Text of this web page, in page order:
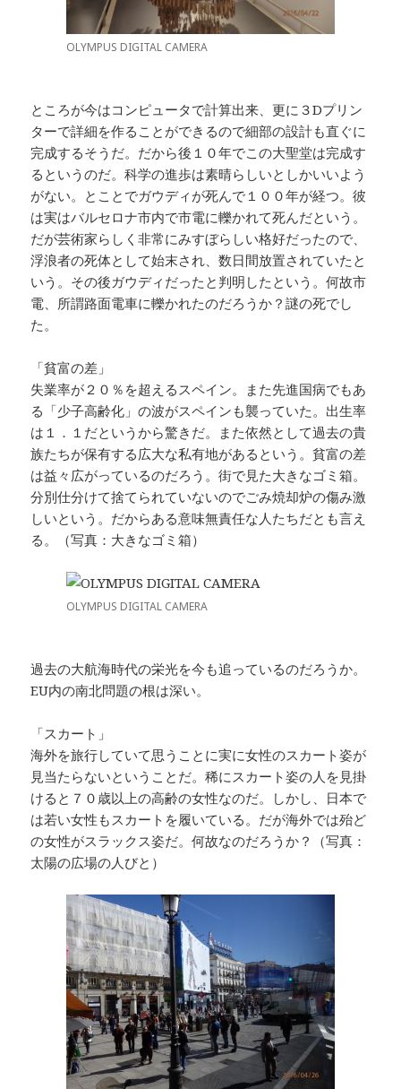
OLYMPUS DIGITAL CAMERA
ところが今はコンピュータで計算出来、更に３Dプリン
ターで詳細を作ることができるので細部の設計も直ぐに
完成するそうだ。だから後１０年でこの大聖堂は完成す
るというのだ。科学の進歩は素晴らしいとしかいいよう
がない。とことでガウディが死んで１００年が経つ。彼
は実はバルセロナ市内で市電に轢かれて死んだという。
だが芸術家らしく非常にみすぼらしい格好だったので、
浮浪者の死体として始末され、数日間放置されていたと
いう。その後ガウディだったと判明したという。何故市
電、所謂路面電車に轢かれたのだろうか？謎の死でし
た。
「貧富の差」
失業率が２０％を超えるスペイン。また先進国病でもあ
る「少子高齢化」の波がスペインも襲っていた。出生率
は１．１だというから驚きだ。また依然として過去の貴
族たちが保有する広大な私有地があるという。貧富の差
は益々広がっているのだろう。街で見た大きなゴミ箱。
分別仕分けて捨てられていないのでごみ焼却炉の傷み激
しいという。だからある意味無責任な人たちだとも言え
る。（写真：大きなゴミ箱）
OLYMPUS DIGITAL CAMERA
過去の大航海時代の栄光を今も追っているのだろうか。
EU内の南北問題の根は深い。
「スカート」
海外を旅行していて思うことに実に女性のスカート姿が
見当たらないということだ。稀にスカート姿の人を見掛
けると７０歳以上の高齢の女性なのだ。しかし、日本で
は若い女性もスカートを履いている。だが海外では殆ど
の女性がスラックス姿だ。何故なのだろうか？（写真：
太陽の広場の人びと）